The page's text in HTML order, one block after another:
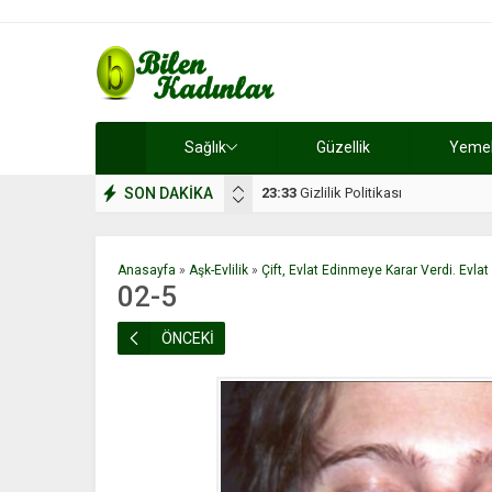
Sağlık Güzellik
SON DAKİKA 17:08 Dilan, düğününe 5 gün kala
Anasayfa » Aşk-Evlilik » Çift, Evlat Edinmeye Karar Verdi.
02-5
ÖNCEKİ